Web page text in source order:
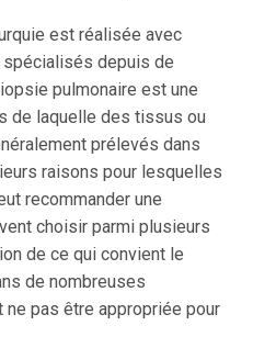
est réalisée avec
depuis de
pulmonaire est une
de laquelle des tissus ou
prélevés dans
raisons pour lesquelles
recommander une
choisir parmi plusieurs
de ce qui convient le
de nombreuses
pas être appropriée pour